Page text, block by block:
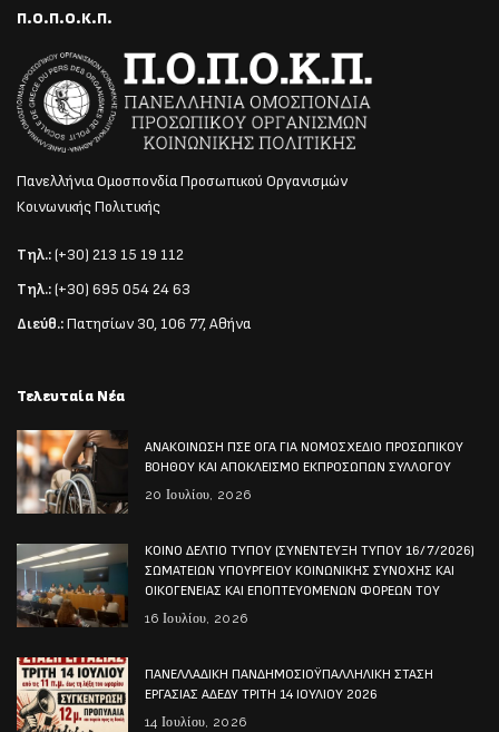
Π.Ο.Π.Ο.Κ.Π.
Πανελλήνια Ομοσπονδία Προσωπικού Οργανισμών
Κοινωνικής Πολιτικής
Τηλ.:(+30) 213 15 19 112
Τηλ.:(+30) 695 054 24 63
Διεύθ.:Πατησίων 30, 106 77, Αθήνα
Τελευταία Νέα
ΑΝΑΚΟΙΝΩΣΗ ΠΣΕ ΟΓΑ ΓΙΑ ΝΟΜΟΣΧΕΔΙΟ ΠΡΟΣΩΠΙΚΟΥ
ΒΟΗΘΟΥ ΚΑΙ ΑΠΟΚΛΕΙΣΜΟ ΕΚΠΡΟΣΩΠΩΝ ΣΥΛΛΟΓΟΥ
20 Ιουλίου, 2026
ΚΟΙΝΟ ΔΕΛΤΙΟ ΤΥΠΟΥ (ΣΥΝΕΝΤΕΥΞΗ ΤΥΠΟΥ 16/7/2026)
ΣΩΜΑΤΕΙΩΝ ΥΠΟΥΡΓΕΙΟΥ ΚΟΙΝΩΝΙΚΗΣ ΣΥΝΟΧΗΣ ΚΑΙ
ΟΙΚΟΓΕΝΕΙΑΣ ΚΑΙ ΕΠΟΠΤΕΥΟΜΕΝΩΝ ΦΟΡΕΩΝ ΤΟΥ
16 Ιουλίου, 2026
ΠΑΝΕΛΛΑΔΙΚΗ ΠΑΝΔΗΜΟΣΙΟΫΠΑΛΛΗΛΙΚΗ ΣΤΑΣΗ
ΕΡΓΑΣΙΑΣ ΑΔΕΔΥ ΤΡΙΤΗ 14 ΙΟΥΛΙΟΥ 2026
14 Ιουλίου, 2026